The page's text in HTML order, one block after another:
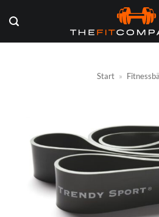
Inhalt
springen
Start »